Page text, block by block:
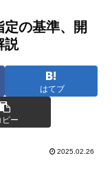
の基準、開
説
はてブ
ピー
2025.02.26